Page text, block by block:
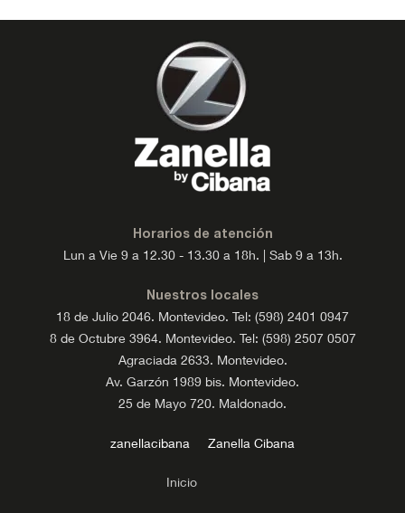
Horarios de atención
Lun a Vie 9 a 12.30 - 13.30 a 18h. | Sab 9 a 13h.
Nuestros locales
18 de Julio 2046. Montevideo. Tel: (598) 2401 0947
8 de Octubre 3964. Montevideo. Tel: (598) 2507 0507
Agraciada 2633. Montevideo.
Av. Garzón 1989 bis. Montevideo.
25 de Mayo 720. Maldonado.
zanellacibana Zanella Cibana
Inicio